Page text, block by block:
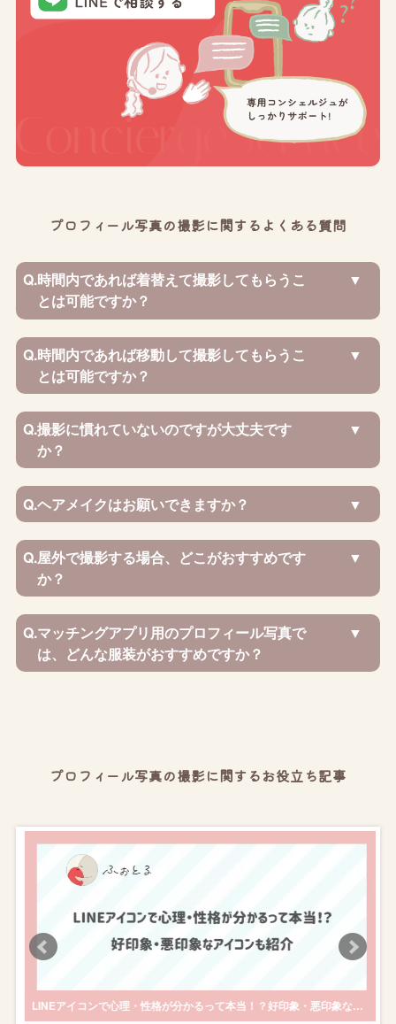
プロフィール写真の撮影に関するよくある質問
Q.時間内であれば着替えて撮影してもらうこ
とは可能ですか？
Q.時間内であれば移動して撮影してもらうこ
とは可能ですか？
Q.撮影に慣れていないのですが大丈夫です
か？
Q.ヘアメイクはお願いできますか？
Q.屋外で撮影する場合、どこがおすすめです
か？
Q.マッチングアプリ用のプロフィール写真で
は、どんな服装がおすすめですか？
プロフィール写真の撮影に関するお役立ち記事
LINEアイコンで心理・性格が分かるって本当！？好印象・悪印象なアイコンも紹介